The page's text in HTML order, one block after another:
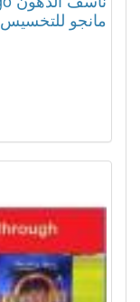
مانجو للتخسيس